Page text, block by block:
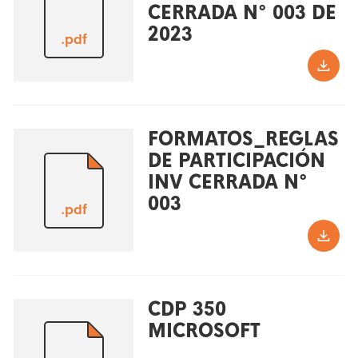
.pdf
CERRADA N° 003 DE
2023
.pdf
FORMATOS_REGLAS
DE PARTICIPACIÓN
INV CERRADA N°
003
CDP 350
MICROSOFT